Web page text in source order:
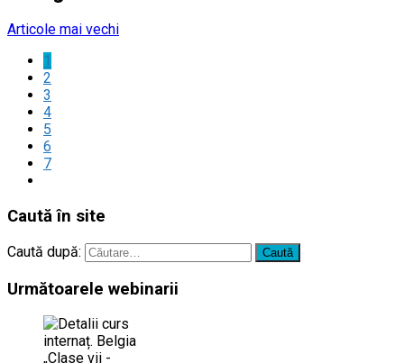
Articole mai vechi
1
2
3
4
5
6
7
Caută în site
Caută după:
Următoarele webinarii